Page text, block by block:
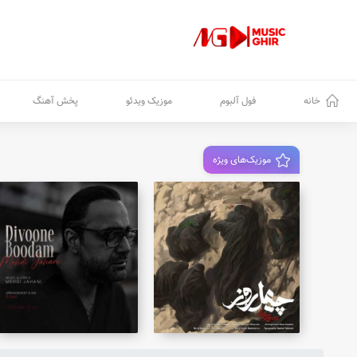
خانه فول آلبوم موزیک ویدئو پخش آهنگ
موزیک‌های ویژه